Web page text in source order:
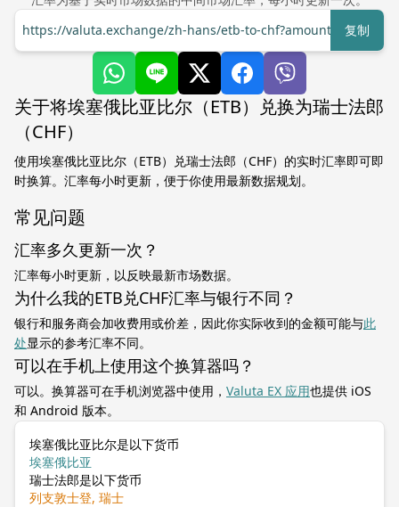
https://valuta.exchange/zh-hans/etb-to-chf?amount=1复制
关于将埃塞俄比亚比尔（ETB）兑换为瑞士法郎
（CHF）
使用埃塞俄比亚比尔（ETB）兑瑞士法郎（CHF）的实时汇率即可即
时换算。汇率每小时更新，便于你使用最新数据规划。
常见问题
汇率多久更新一次？
汇率每小时更新，以反映最新市场数据。
为什么我的ETB兑CHF汇率与银行不同？
银行和服务商会加收费用或价差，因此你实际收到的金额可能与此
处显示的参考汇率不同。
可以在手机上使用这个换算器吗？
可以。换算器可在手机浏览器中使用， Valuta EX 应用也提供 iOS
和 Android 版本。
埃塞俄比亚比尔是以下货币
埃塞俄比亚
瑞士法郎是以下货币
列支敦士登, 瑞士